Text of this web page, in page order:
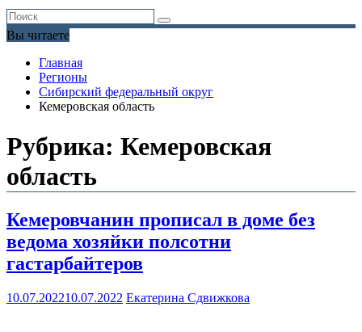
Вы читаете
Главная
Регионы
Сибирский федеральный округ
Кемеровская область
Рубрика: Кемеровская
область
Кемеровчанин прописал в доме без
ведома хозяйки полсотни
гастарбайтеров
10.07.202210.07.2022 Екатерина Сдвижкова